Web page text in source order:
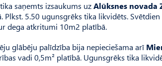
saņemts izsaukums uzAlūksnes novada
Plkst. 5.50 ugunsgrēks tika likvidēts.
dega atkritumi 10m2 platībā.
glābēju palīdzība bija nepieciešama arī
vadi 0,5m² platībā. Ugunsgrēks tika